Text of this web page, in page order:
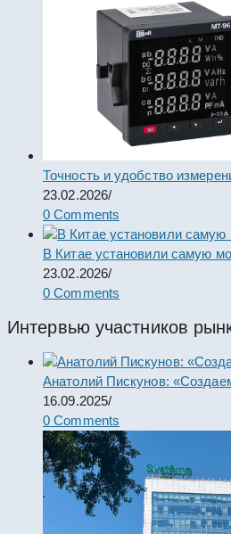
Точность и удобство
23.02.2026/
0 Comments
В Китае установили самую
23.02.2026/
0 Comments
Интервью участников
Анатолий Пискунов:
16.09.2025/
0 Comments